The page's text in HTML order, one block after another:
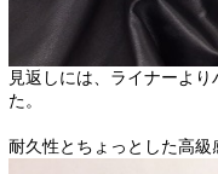
見返しには、ライナーよ
た。
耐久性とちょっとした高級